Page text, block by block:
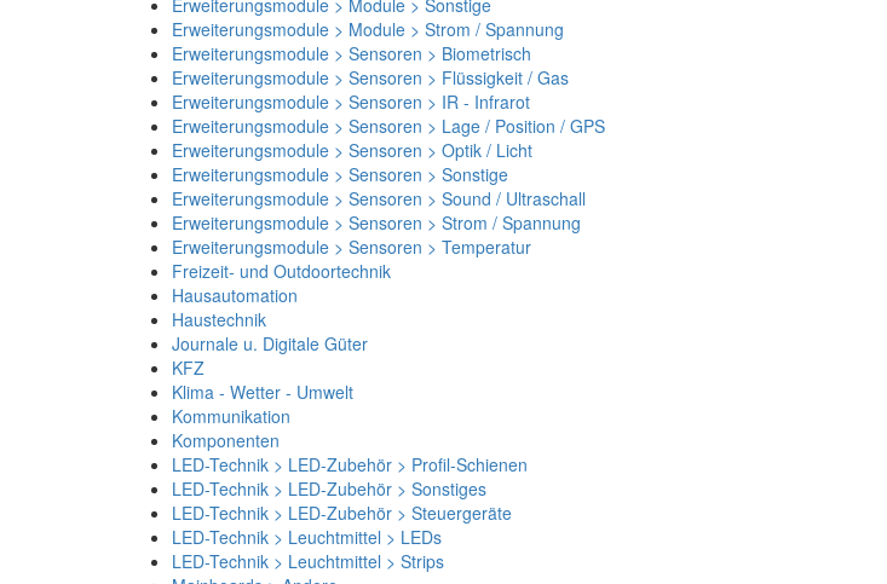
Erweiterungsmodule > Module > Sonstige
Erweiterungsmodule > Module > Strom / Spannung
Erweiterungsmodule > Sensoren > Biometrisch
Erweiterungsmodule > Sensoren > Flüssigkeit / Gas
Erweiterungsmodule > Sensoren > IR - Infrarot
Erweiterungsmodule > Sensoren > Lage / Position / GPS
Erweiterungsmodule > Sensoren > Optik / Licht
Erweiterungsmodule > Sensoren > Sonstige
Erweiterungsmodule > Sensoren > Sound / Ultraschall
Erweiterungsmodule > Sensoren > Strom / Spannung
Erweiterungsmodule > Sensoren > Temperatur
Freizeit- und Outdoortechnik
Hausautomation
Haustechnik
Journale u. Digitale Güter
KFZ
Klima - Wetter - Umwelt
Kommunikation
Komponenten
LED-Technik > LED-Zubehör > Profil-Schienen
LED-Technik > LED-Zubehör > Sonstiges
LED-Technik > LED-Zubehör > Steuergeräte
LED-Technik > Leuchtmittel > LEDs
LED-Technik > Leuchtmittel > Strips